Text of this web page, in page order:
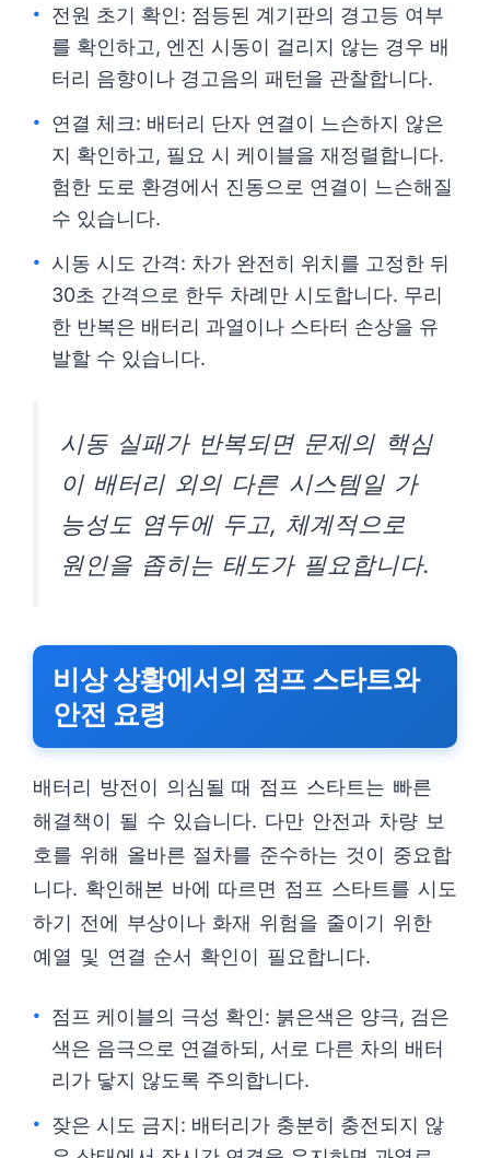
전원 초기 확인: 점등된 계기판의 경고등 여부
를 확인하고, 엔진 시동이 걸리지 않는 경우 배
터리 음향이나 경고음의 패턴을 관찰합니다.
연결 체크: 배터리 단자 연결이 느슨하지 않은
지 확인하고, 필요 시 케이블을 재정렬합니다.
험한 도로 환경에서 진동으로 연결이 느슨해질
수 있습니다.
시동 시도 간격: 차가 완전히 위치를 고정한 뒤
30초 간격으로 한두 차례만 시도합니다. 무리
한 반복은 배터리 과열이나 스타터 손상을 유
발할 수 있습니다.
시동 실패가 반복되면 문제의 핵심
이 배터리 외의 다른 시스템일 가
능성도 염두에 두고, 체계적으로
원인을 좁히는 태도가 필요합니다.
비상 상황에서의 점프 스타트와
안전 요령
배터리 방전이 의심될 때 점프 스타트는 빠른
해결책이 될 수 있습니다. 다만 안전과 차량 보
호를 위해 올바른 절차를 준수하는 것이 중요합
니다. 확인해본 바에 따르면 점프 스타트를 시도
하기 전에 부상이나 화재 위험을 줄이기 위한
예열 및 연결 순서 확인이 필요합니다.
점프 케이블의 극성 확인: 붉은색은 양극, 검은
색은 음극으로 연결하되, 서로 다른 차의 배터
리가 닿지 않도록 주의합니다.
잦은 시도 금지: 배터리가 충분히 충전되지 않